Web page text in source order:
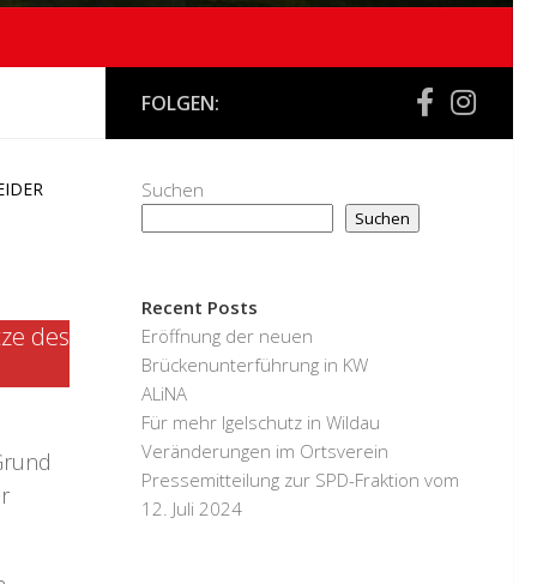
des
FOLGEN:
Suchen
Suchen
Recent Posts
Eröffnung der neuen
Brückenunterführung in KW
ALiNA
Für mehr Igelschutz in Wildau
Veränderungen im Ortsverein
Pressemitteilung zur SPD-Fraktion vom
12. Juli 2024